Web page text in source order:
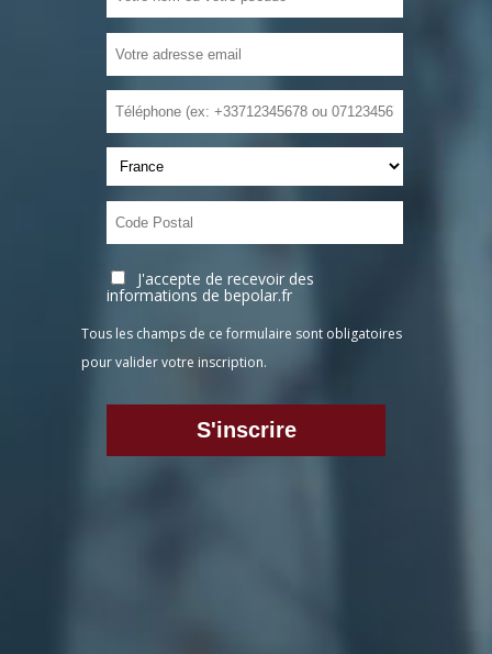
J'accepte de recevoir des
informations de bepolar.fr
Tous les champs de ce formulaire sont obligatoires
pour valider votre inscription.